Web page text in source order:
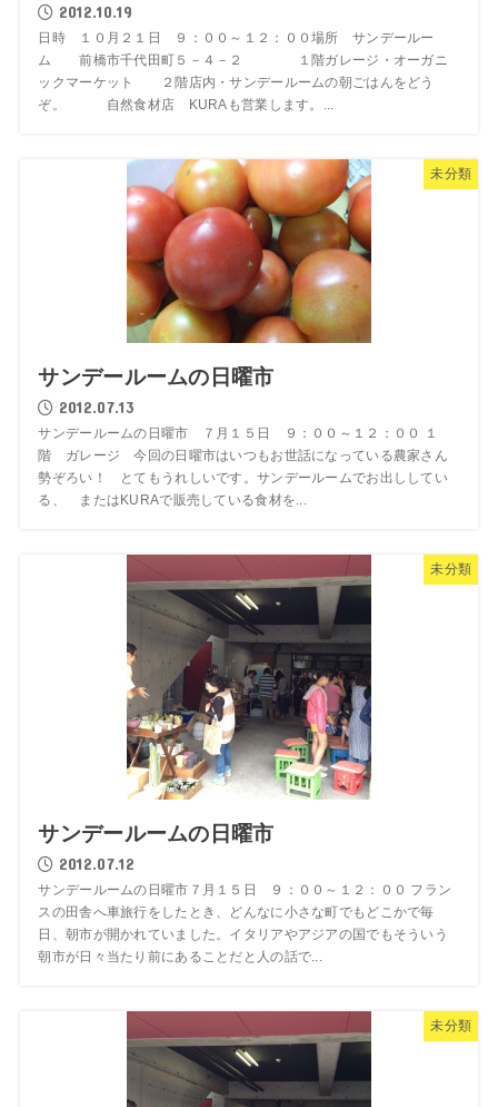
2012.10.19
日時 １０月２１日 ９：００～１２：００場所 サンデールー
ム 前橋市千代田町５－４－２ １階ガレージ・オーガニ
ックマーケット ２階店内・サンデールームの朝ごはんをどう
ぞ。 自然食材店 KURAも営業します。...
未分類
サンデールームの日曜市
2012.07.13
サンデールームの日曜市 ７月１５日 ９：００～１２：００ １
階 ガレージ 今回の日曜市はいつもお世話になっている農家さん
勢ぞろい！ とてもうれしいです。サンデールームでお出ししてい
る、 またはKURAで販売している食材を...
未分類
サンデールームの日曜市
2012.07.12
サンデールームの日曜市７月１５日 ９：００～１２：００ フラン
スの田舎へ車旅行をしたとき、どんなに小さな町でもどこかで毎
日、朝市が開かれていました。イタリアやアジアの国でもそういう
朝市が日々当たり前にあることだと人の話で...
未分類